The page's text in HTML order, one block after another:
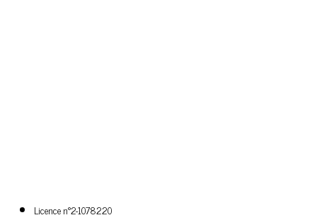
Licence n°2-1078220